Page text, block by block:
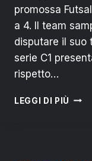
promossa
a 4. Il team
disputare il suo
serie C1
rispetto…
LEGGI DI PIÙ